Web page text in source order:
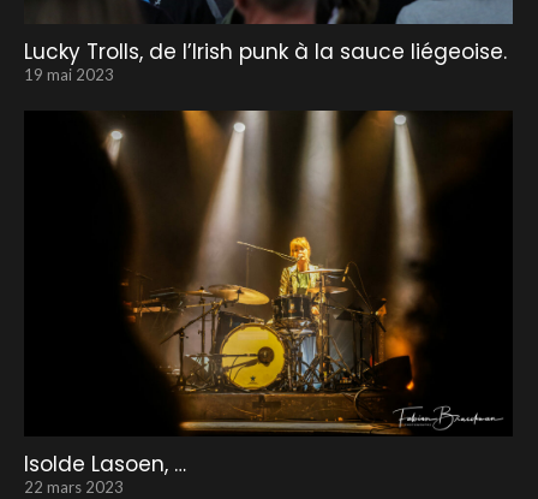
Lucky Trolls, de l’Irish punk à la sauce liégeoise.
19 mai 2023
Isolde Lasoen, …
22 mars 2023